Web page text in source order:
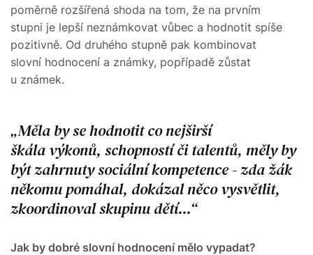
poměrně rozšířená shoda na tom, že na prvním
stupni je lepší neznámkovat vůbec a hodnotit spíše
pozitivně. Od druhého stupně pak kombinovat
slovní hodnocení a známky, popřípadě zůstat
u známek.
Měla by se hodnotit co nejširší
škála výkonů, schopností či talentů, měly by
být zahrnuty sociální kompetence - zda žák
někomu pomáhal, dokázal něco vysvětlit,
zkoordinoval skupinu dětí...
Jak by dobré slovní hodnocení mělo vypadat?